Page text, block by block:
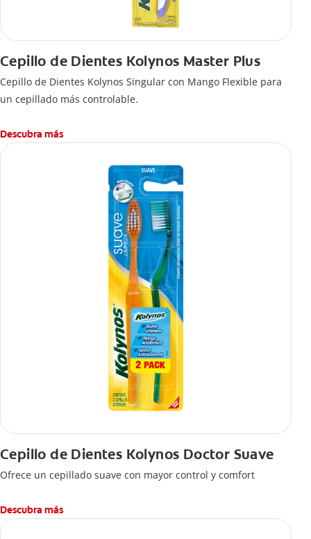
Cepillo de Dientes Kolynos Master Plus
Cepillo de Dientes Kolynos Singular con Mango Flexible para
un cepillado más controlable.
Descubra más
Cepillo de Dientes Kolynos Doctor Suave
Ofrece un cepillado suave con mayor control y comfort
Descubra más